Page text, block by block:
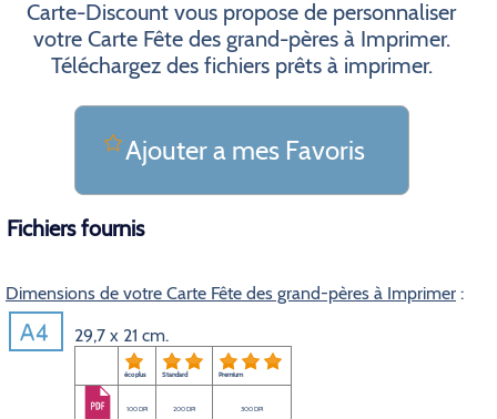
Carte-Discount vous propose de personnaliser
votre Carte Fête des grand-pères à Imprimer.
Téléchargez des fichiers prêts à imprimer.
Ajouter a mes Favoris
Fichiers fournis
Dimensions de votre Carte Fête des grand-pères à Imprimer :
29,7 x 21 cm.
éco plus Standard Premium
100 DPI 200 DPI 300 DPI